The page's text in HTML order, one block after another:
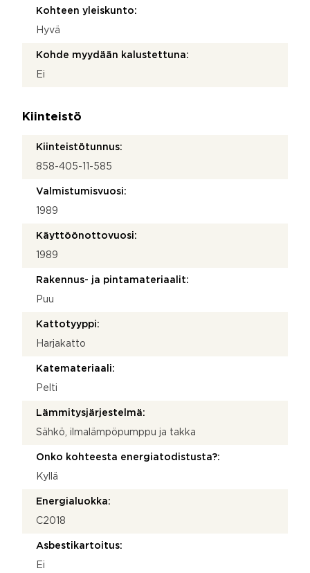
Kohteen yleiskunto:
Hyvä
Kohde myydään kalustettuna:
Ei
Kiinteistö
Kiinteistötunnus:
858-405-11-585
Valmistumisvuosi:
1989
Käyttöönottovuosi:
1989
Rakennus- ja pintamateriaalit:
Puu
Kattotyyppi:
Harjakatto
Katemateriaali:
Pelti
Lämmitysjärjestelmä:
Sähkö, ilmalämpöpumppu ja takka
Onko kohteesta energiatodistusta?:
Kyllä
Energialuokka:
C2018
Asbestikartoitus:
Ei